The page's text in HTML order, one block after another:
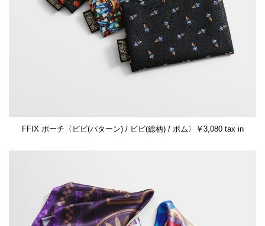
FFIX ポーチ〈ビビ(パターン) / ビビ(総柄) / ボム〉￥3,080 tax in